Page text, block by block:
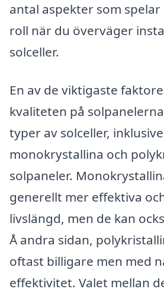
antal aspekter som
roll när du överväger
solceller.
En av de viktigaste
kvaliteten på
typer av solceller, inklusive
monokrystallina och
solpaneler.
generellt mer effektiva
livslängd, men de kan
Å andra sidan,
oftast billigare men med
effektivitet. Valet mellan